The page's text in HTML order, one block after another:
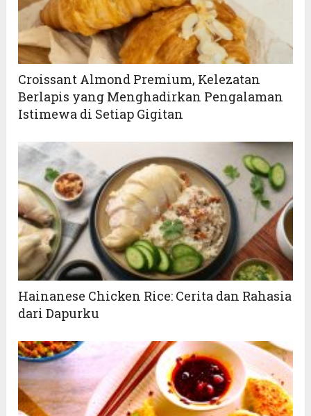
Croissant Almond Premium, Kelezatan
Berlapis yang Menghadirkan Pengalaman
Istimewa di Setiap Gigitan
Hainanese Chicken Rice: Cerita dan Rahasia
dari Dapurku